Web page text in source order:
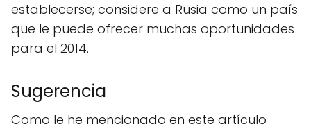
establecerse; considere a Rusia como un país
que le puede ofrecer muchas oportunidades
para el 2014.
Sugerencia
Como le he mencionado en este artículo